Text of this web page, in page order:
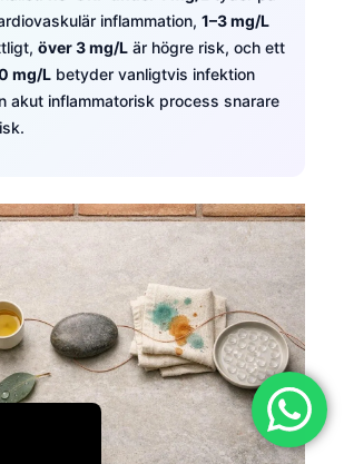
inflammation, 1–3 mg/L
över 3 mg/L är högre risk, och ett
mg/L betyder vanligtvis infektion
akut inflammatorisk process snarare